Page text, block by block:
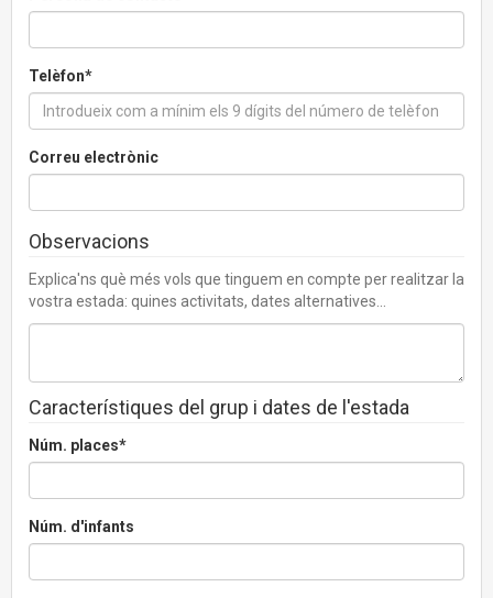
Telèfon*
Correu electrònic
Observacions
Explica'ns què més vols que tinguem en compte per realitzar la
vostra estada: quines activitats, dates alternatives...
Característiques del grup i dates de l'estada
Núm. places*
Núm. d'infants